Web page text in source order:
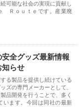
可能な社会の実現に貢献し
Ｒｏｕｔｅです。産業廃
全グッズ最新情報
知らせ
る製品を提供し続けている
ズの専門メーカーとして、
品開発を行うことで、多く
います。今回は同社の最新